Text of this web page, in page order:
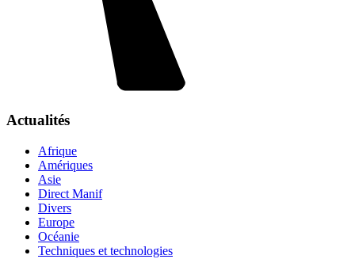
Actualités
Afrique
Amériques
Asie
Direct Manif
Divers
Europe
Océanie
Techniques et technologies